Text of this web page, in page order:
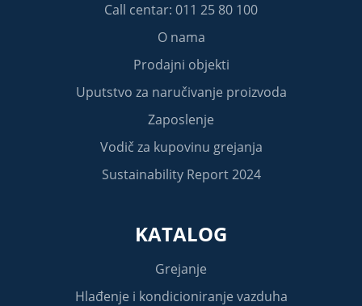
Call centar: 011 25 80 100
O nama
Prodajni objekti
Uputstvo za naručivanje proizvoda
Zaposlenje
Vodič za kupovinu grejanja
Sustainability Report 2024
KATALOG
Grejanje
Hlađenje i kondicioniranje vazduha